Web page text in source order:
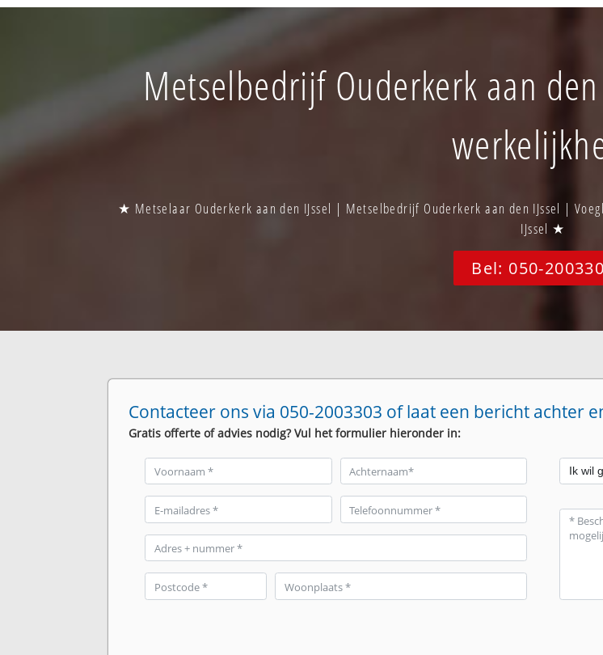
Metselbedrijf Ouderkerk aan
★ Metselaar Ouderkerk aan den IJssel | Metselbedrijf Ouderkerk aan den IJssel |
IJssel ★
Bel: 050-
Contacteer ons via 050-2003303 of laat een bericht achter
Gratis offerte of advies nodig? Vul het formulier hieronder in: